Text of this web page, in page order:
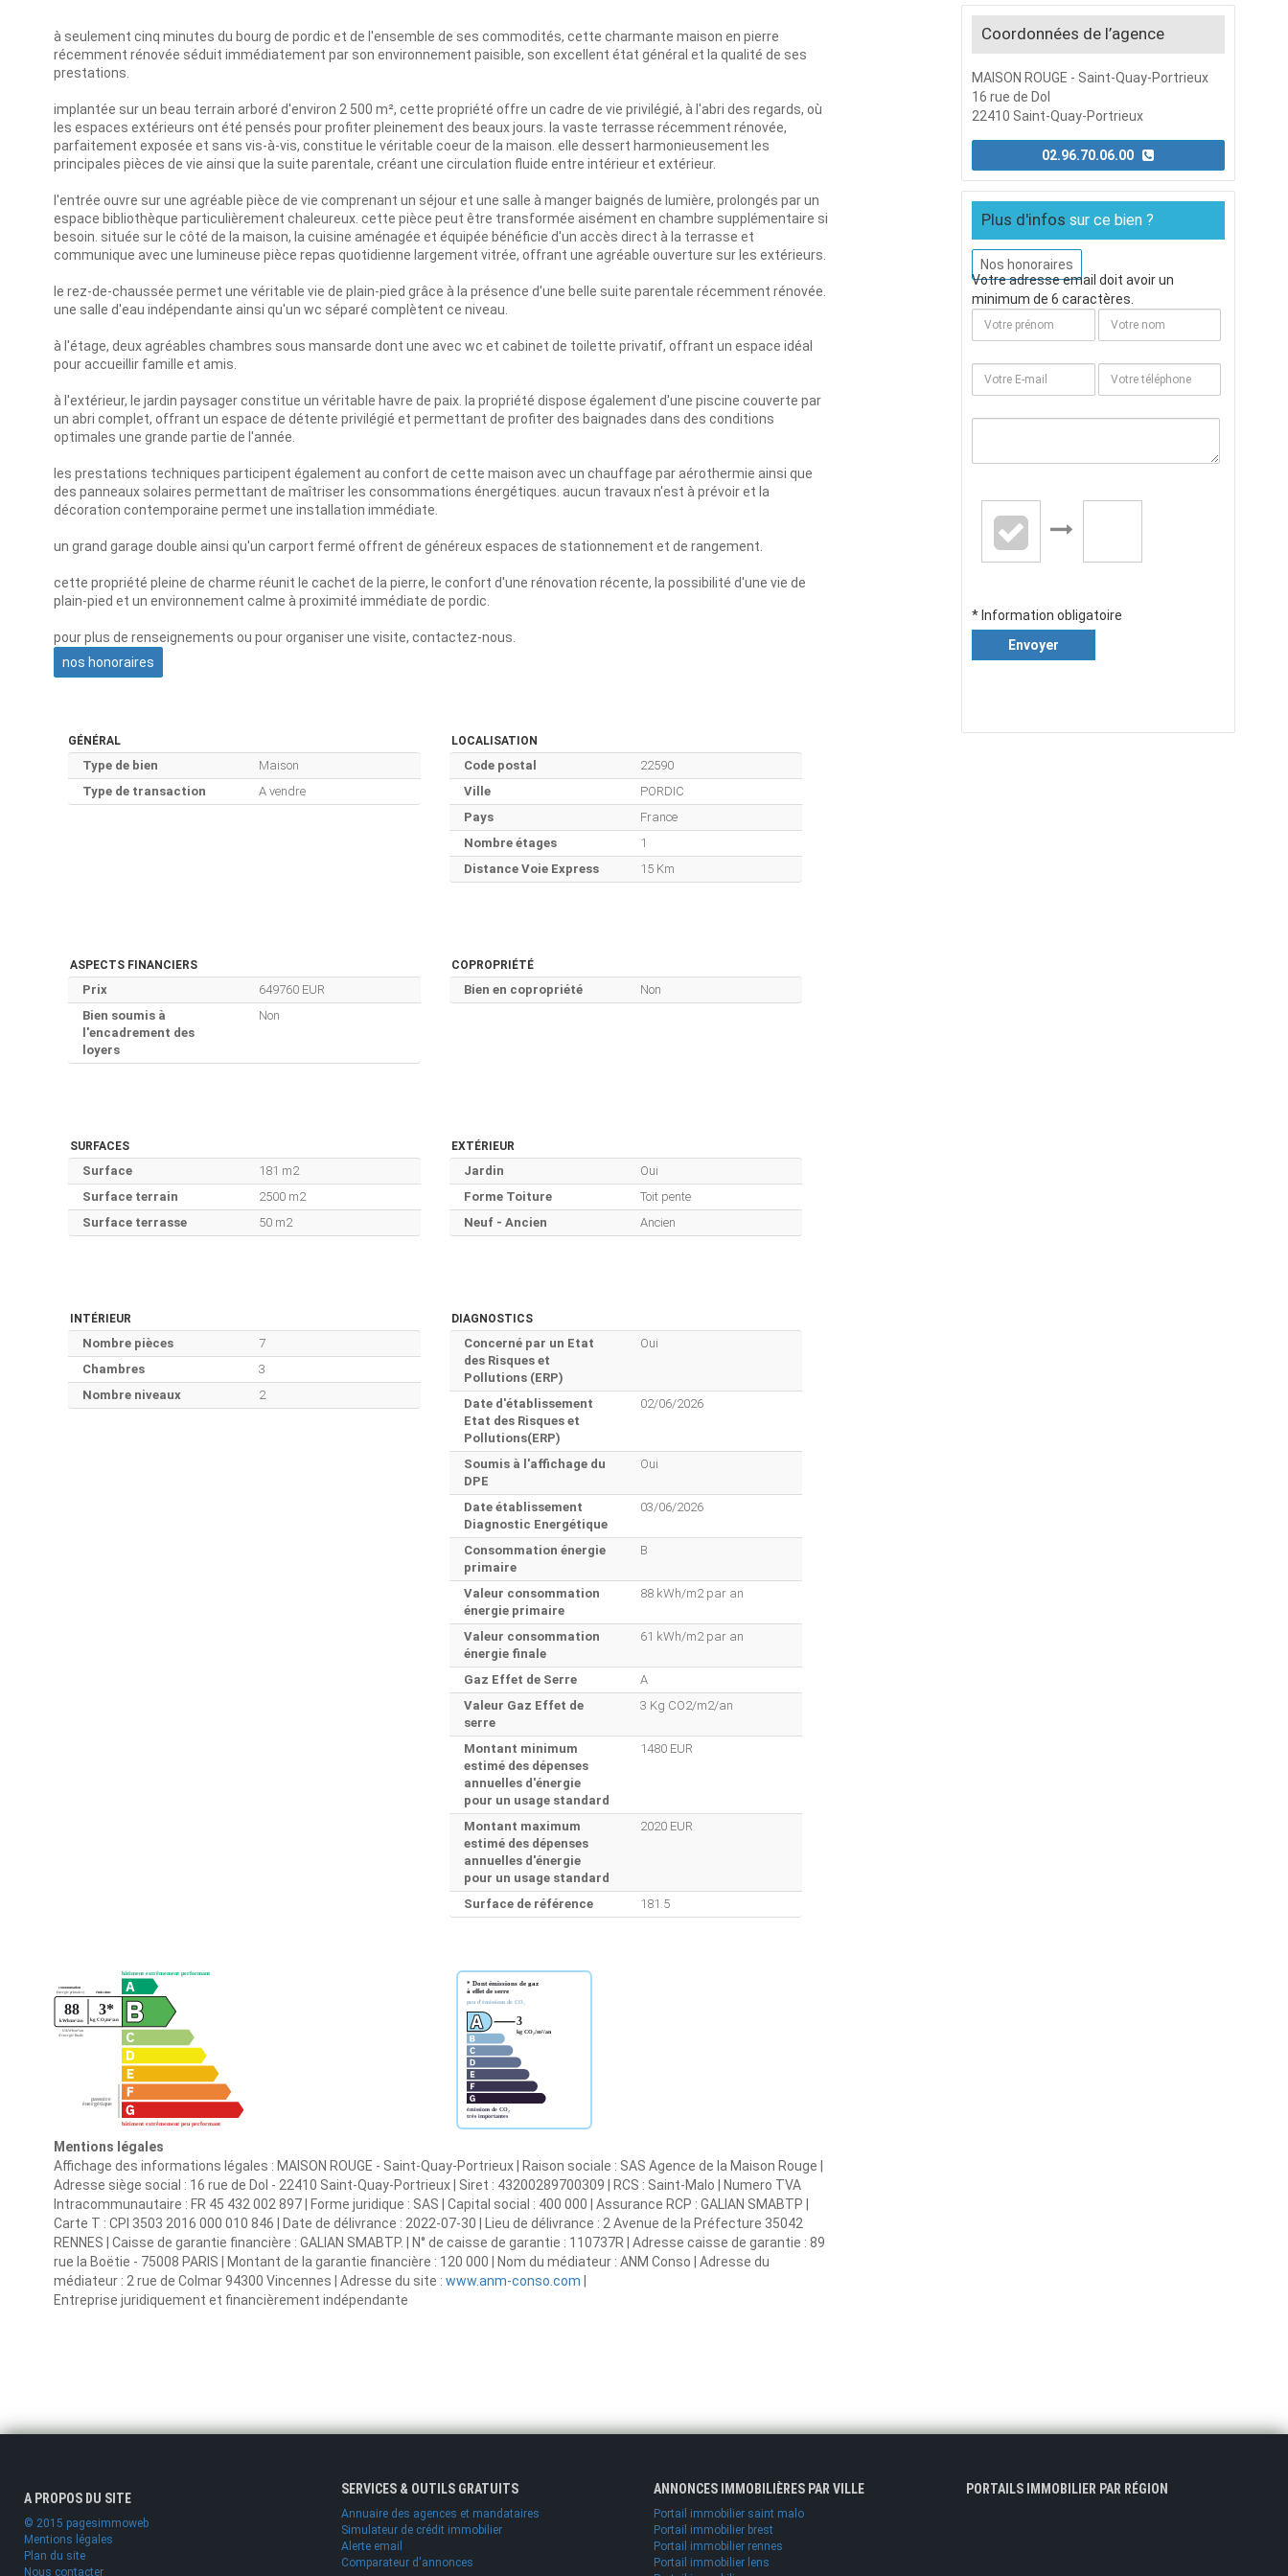
à seulement cinq minutes du bourg de pordic et de l'ensemble de ses commodités, cette charmante maison en pierre
récemment rénovée séduit immédiatement par son environnement paisible, son excellent état général et la qualité de ses
prestations.
implantée sur un beau terrain arboré d'environ 2 500 m², cette propriété offre un cadre de vie privilégié, à l'abri des regards, où
les espaces extérieurs ont été pensés pour profiter pleinement des beaux jours. la vaste terrasse récemment rénovée,
parfaitement exposée et sans vis-à-vis, constitue le véritable coeur de la maison. elle dessert harmonieusement les
principales pièces de vie ainsi que la suite parentale, créant une circulation fluide entre intérieur et extérieur.
l'entrée ouvre sur une agréable pièce de vie comprenant un séjour et une salle à manger baignés de lumière, prolongés par un
espace bibliothèque particulièrement chaleureux. cette pièce peut être transformée aisément en chambre supplémentaire si
besoin. située sur le côté de la maison, la cuisine aménagée et équipée bénéficie d'un accès direct à la terrasse et
communique avec une lumineuse pièce repas quotidienne largement vitrée, offrant une agréable ouverture sur les extérieurs.
le rez-de-chaussée permet une véritable vie de plain-pied grâce à la présence d'une belle suite parentale récemment rénovée.
une salle d'eau indépendante ainsi qu'un wc séparé complètent ce niveau.
à l'étage, deux agréables chambres sous mansarde dont une avec wc et cabinet de toilette privatif, offrant un espace idéal
pour accueillir famille et amis.
à l'extérieur, le jardin paysager constitue un véritable havre de paix. la propriété dispose également d'une piscine couverte par
un abri complet, offrant un espace de détente privilégié et permettant de profiter des baignades dans des conditions
optimales une grande partie de l'année.
les prestations techniques participent également au confort de cette maison avec un chauffage par aérothermie ainsi que
des panneaux solaires permettant de maîtriser les consommations énergétiques. aucun travaux n'est à prévoir et la
décoration contemporaine permet une installation immédiate.
un grand garage double ainsi qu'un carport fermé offrent de généreux espaces de stationnement et de rangement.
cette propriété pleine de charme réunit le cachet de la pierre, le confort d'une rénovation récente, la possibilité d'une vie de
plain-pied et un environnement calme à proximité immédiate de pordic.
pour plus de renseignements ou pour organiser une visite, contactez-nous.
nos honoraires
GÉNÉRAL
Type de bien
Maison
Type de transaction
A vendre
LOCALISATION
Code postal
22590
Ville
PORDIC
Pays
France
Nombre étages
1
Distance Voie Express
15 Km
ASPECTS FINANCIERS
Prix
649760 EUR
Bien soumis à
l'encadrement des
loyers
Non
COPROPRIÉTÉ
Bien en copropriété Non
SURFACES
Surface
181 m2
Surface terrain
2500 m2
Surface terrasse
50 m2
EXTÉRIEUR
Jardin
Oui
Forme Toiture
Toit pente
Neuf - Ancien
Ancien
INTÉRIEUR
Nombre pièces
7
Chambres
3
Nombre niveaux
2
DIAGNOSTICS
Concerné par un Etat
des Risques et
Pollutions (ERP)
Oui
Date d'établissement
Etat des Risques et
Pollutions(ERP)
02/06/2026
Soumis à l'affichage du
DPE
Oui
Date établissement
Diagnostic Energétique
03/06/2026
Consommation énergie
primaire
B
Valeur consommation
énergie primaire
88 kWh/m2 par an
Valeur consommation
énergie finale
61 kWh/m2 par an
Gaz Effet de Serre
A
Valeur Gaz Effet de
serre
3 Kg CO2/m2/an
Montant minimum
estimé des dépenses
annuelles d'énergie
pour un usage standard
1480 EUR
Montant maximum
estimé des dépenses
annuelles d'énergie
pour un usage standard
2020 EUR
Surface de référence 181.5
Mentions légales
Affichage des informations légales : MAISON ROUGE - Saint-Quay-Portrieux | Raison sociale : SAS Agence de la Maison Rouge |
Adresse siège social : 16 rue de Dol - 22410 Saint-Quay-Portrieux | Siret : 43200289700309 | RCS : Saint-Malo | Numero TVA
Intracommunautaire : FR 45 432 002 897 | Forme juridique : SAS | Capital social : 400 000 | Assurance RCP : GALIAN SMABTP |
Carte T : CPI 3503 2016 000 010 846 | Date de délivrance : 2022-07-30 | Lieu de délivrance : 2 Avenue de la Préfecture 35042
RENNES | Caisse de garantie financière : GALIAN SMABTP. | N° de caisse de garantie : 110737R | Adresse caisse de garantie : 89
rue la Boëtie - 75008 PARIS | Montant de la garantie financière : 120 000 | Nom du médiateur : ANM Conso | Adresse du
médiateur : 2 rue de Colmar 94300 Vincennes | Adresse du site : www.anm-conso.com
Entreprise juridiquement et financièrement indépendante
Coordonnées de l’agence
MAISON ROUGE - Saint-Quay-Portrieux
16 rue de Dol
22410 Saint-Quay-Portrieux
02.96.70.06.00
Plus d'infos sur ce bien ?
Nos honoraires
Votre adresse email doit avoir un
minimum de 6 caractères.
* Information obligatoire
Envoyer
A PROPOS DU SITE
© 2015 pagesimmoweb
Mentions légales
Plan du site
Nous contacter
SERVICES & OUTILS GRATUITS
Annuaire des agences et mandataires
Simulateur de crédit immobilier
Alerte email
Comparateur d'annonces
ANNONCES IMMOBILIÈRES PAR VILLE
Portail immobilier saint malo
Portail immobilier brest
Portail immobilier rennes
Portail immobilier lens
PORTAILS IMMOBILIER PAR RÉGION